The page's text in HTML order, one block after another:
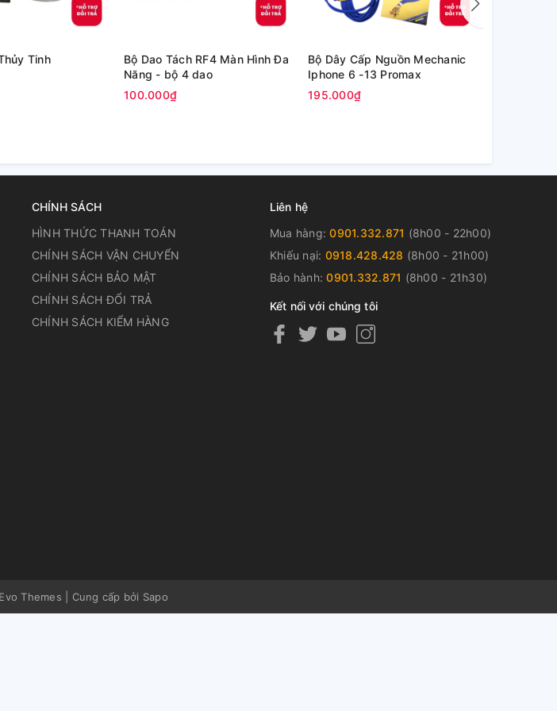
Tinh
Bộ Dao Tách RF4 Màn Hình Đa
Năng - bộ 4 dao
100.000₫
Bộ Dây Cấp Nguồn Mechanic
Iphone 6 -13 Promax
195.000₫
CHÍNH SÁCH
HÌNH THỨC THANH TOÁN
CHÍNH SÁCH VẬN CHUYỂN
CHÍNH SÁCH BẢO MẬT
CHÍNH SÁCH ĐỔI TRẢ
CHÍNH SÁCH KIỂM HÀNG
Liên hệ
Mua hàng:0901.332.871 (8h00 - 22h00)
Khiếu nại: 0918.428.428 (8h00 - 21h00)
Bảo hành:0901.332.871 (8h00 - 21h30)
Kết nối với chúng tôi
Themes Cung cấp bởi Sapo